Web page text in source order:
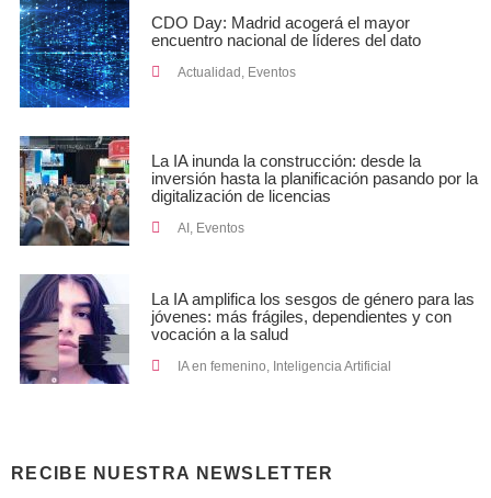
CDO Day: Madrid acogerá el mayor
encuentro nacional de líderes del dato
Actualidad , Eventos
La IA inunda la construcción: desde la
inversión hasta la planificación pasando por la
digitalización de licencias
AI , Eventos
La IA amplifica los sesgos de género para las
jóvenes: más frágiles, dependientes y con
vocación a la salud
IA en femenino Inteligencia Artificial
RECIBE NUESTRA NEWSLETTER